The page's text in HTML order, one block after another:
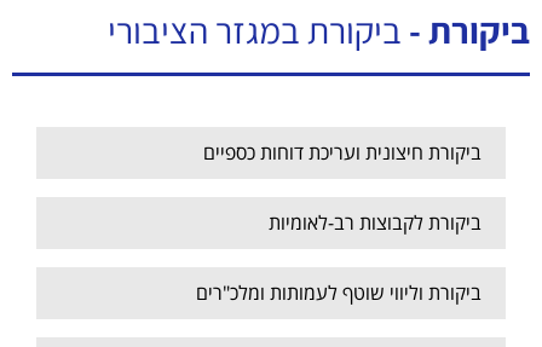
ביקורת - ביקורת במגזר הציבורי
ביקורת חיצונית ועריכת דוחות כספיים
ביקורת לקבוצות רב-לאומיות
ביקורת וליווי שוטף לעמותות ומלכ"רים